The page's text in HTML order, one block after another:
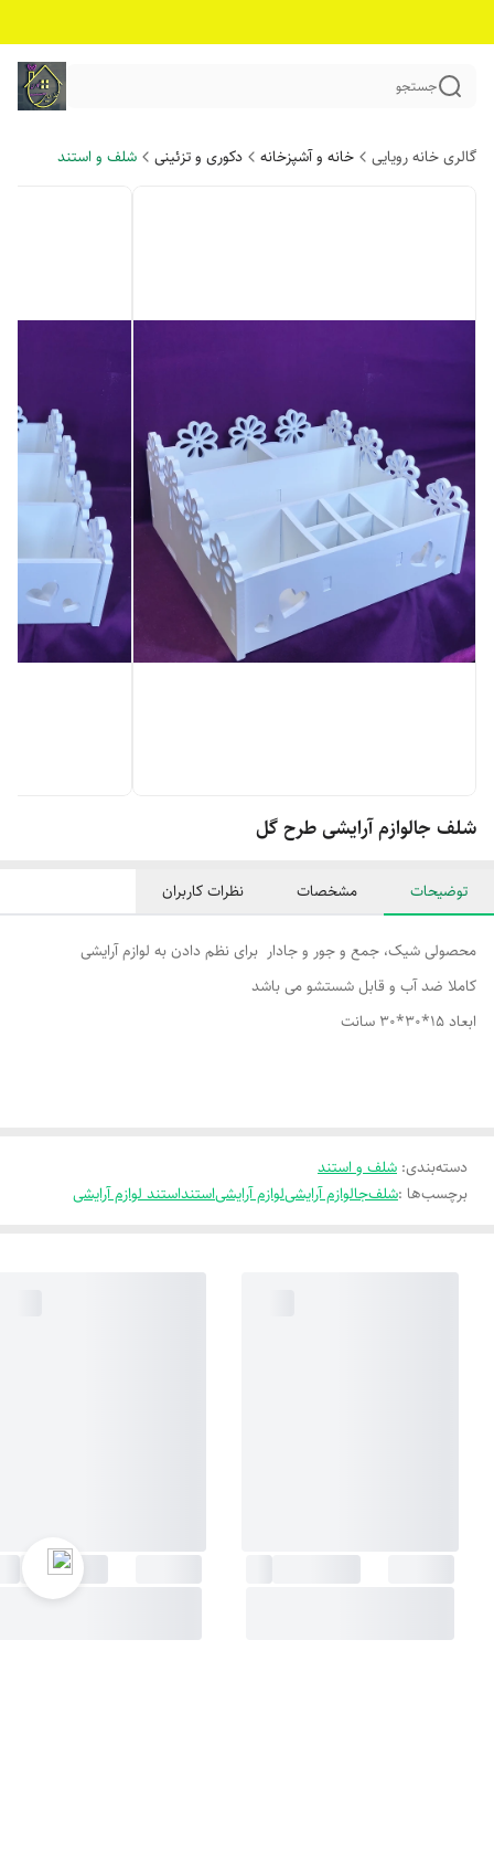
جستجو
گالری خانه رویایی خانه و آشپزخانه دکوری و تزئینی شلف و استند
شلف جالوازم آرایشی طرح گل
توضیحات مشخصات نظرات کاربران
محصولی شیک، جمع و جور و جادار برای نظم دادن به لوازم آرایشی
کاملا ضد آب و قابل شستشو می باشد
ابعاد 15*30*30 سانت
دسته‌بندی: شلف و استند
برچسب‌ها :شلفجالوازم آرایشیلوازم آرایشیاستنداستند لوازم آرایشی